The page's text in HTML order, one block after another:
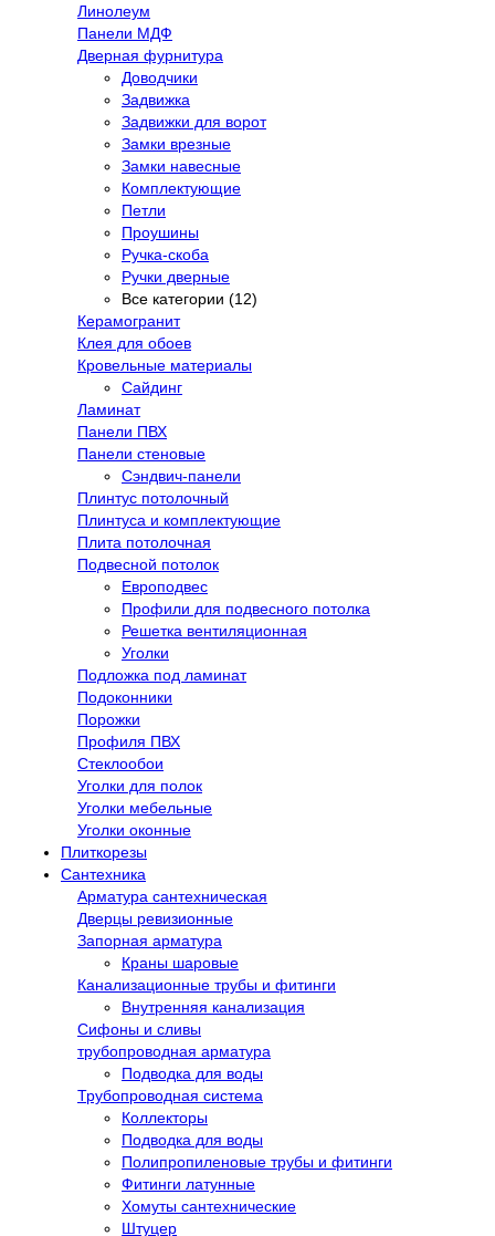
Линолеум
Панели МДФ
Дверная фурнитура
Доводчики
Задвижка
Задвижки для ворот
Замки врезные
Замки навесные
Комплектующие
Петли
Проушины
Ручка-скоба
Ручки дверные
Все категории (12)
Керамогранит
Клея для обоев
Кровельные материалы
Сайдинг
Ламинат
Панели ПВХ
Панели стеновые
Сэндвич-панели
Плинтус потолочный
Плинтуса и комплектующие
Плита потолочная
Подвесной потолок
Европодвес
Профили для подвесного потолка
Решетка вентиляционная
Уголки
Подложка под ламинат
Подоконники
Порожки
Профиля ПВХ
Стеклообои
Уголки для полок
Уголки мебельные
Уголки оконные
Плиткорезы
Сантехника
Арматура сантехническая
Дверцы ревизионные
Запорная арматура
Краны шаровые
Канализационные трубы и фитинги
Внутренняя канализация
Сифоны и сливы
трубопроводная арматура
Подводка для воды
Трубопроводная система
Коллекторы
Подводка для воды
Полипропиленовые трубы и фитинги
Фитинги латунные
Хомуты сантехнические
Штуцер